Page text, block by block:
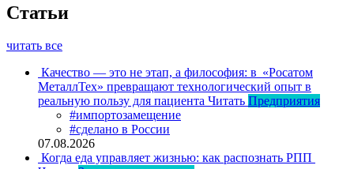
Статьи
читать все
Качество — это не этап, а философия: в «Росатом
МеталлТех» превращают технологический опыт в
реальную пользу для пациента Читать Предприятия
#импортозамещение
#сделано в России
07.08.2026
Когда еда управляет жизнью: как распознать РПП